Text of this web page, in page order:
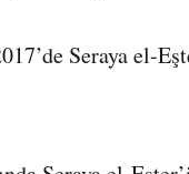
Seraya el-